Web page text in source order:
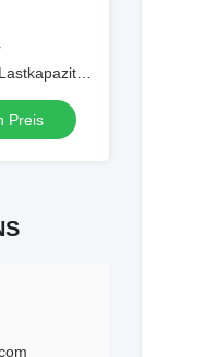
Laden mit
Preis